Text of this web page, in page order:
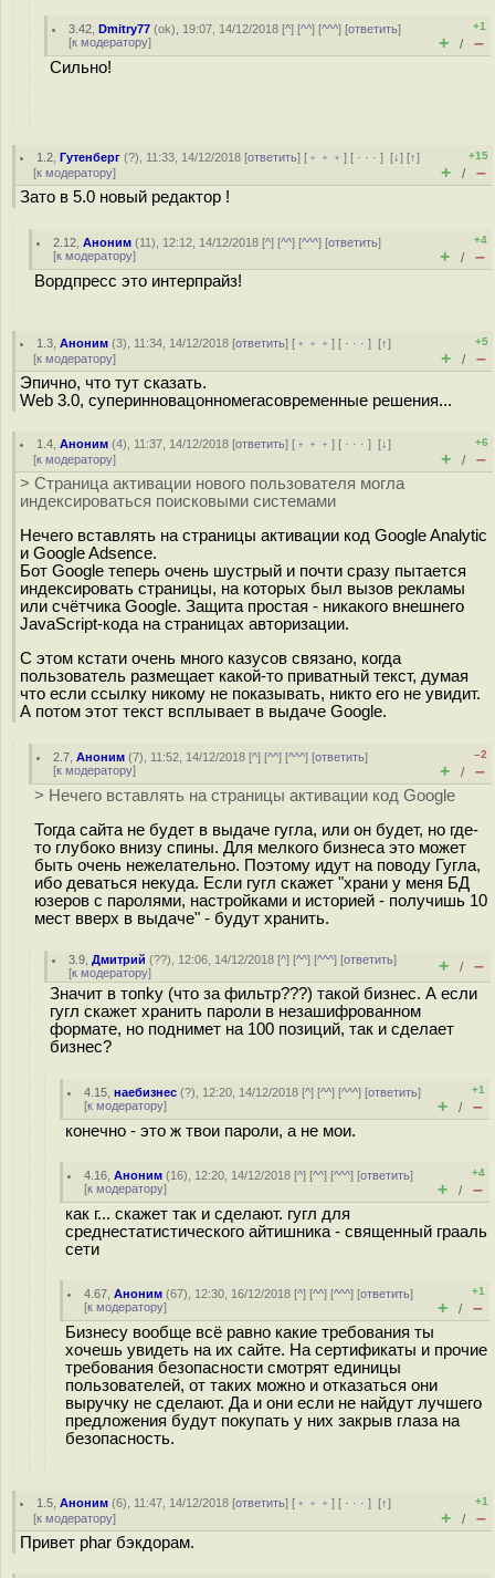
3.42 ,Dmitry77 (ok), 19:07, 14/12/2018 [^] [^^] [^^^] [ответить]
[к модератору]
+1
+ / –
Сильно!
1.2 ,Гутенберг (?), 11:33, 14/12/2018 [ответить] [ ﹢﹢﹢] [ · · ·][↓] [↑]
[к модератору]
+15
+ / –
Зато в 5.0 новый редактор !
2.12 ,Аноним (11), 12:12, 14/12/2018 [^] [^^] [^^^] [ответить]
[к модератору]
+4
+ / –
Вордпресс это интерпрайз!
1.3 ,Аноним (3), 11:34, 14/12/2018 [ответить] [ ﹢﹢﹢] [ · · ·][↑]
[к модератору]
+5
+ / –
Эпично, что тут сказать.
Web 3.0, суперинновацонномегасовременные решения...
1.4 ,Аноним (4), 11:37, 14/12/2018 [ответить] [ ﹢﹢﹢] [ · · ·][↓]
[к модератору]
+6
+ / –
> Страница активации нового пользователя могла
индексироваться поисковыми системами
Нечего вставлять на страницы активации код Google Analytic
и Google Adsence.
Бот Google теперь очень шустрый и почти сразу пытается
индексировать страницы, на которых был вызов рекламы
или счётчика Google. Защита простая - никакого внешнего
JavaScript-кода на страницах авторизации.
С этом кстати очень много казусов связано, когда
пользователь размещает какой-то приватный текст, думая
что если ссылку никому не показывать, никто его не увидит.
А потом этот текст всплывает в выдаче Google.
2.7 ,Аноним (7), 11:52, 14/12/2018 [^] [^^] [^^^] [ответить]
[к модератору]
–2
+ / –
> Нечего вставлять на страницы активации код Google
Тогда сайта не будет в выдаче гугла, или он будет, но где-
то глубоко внизу спины. Для мелкого бизнеса это может
быть очень нежелательно. Поэтому идут на поводу Гугла,
ибо деваться некуда. Если гугл скажет "храни у меня БД
юзеров с паролями, настройками и историей - получишь 10
мест вверх в выдаче" - будут хранить.
3.9 ,Дмитрий (??), 12:06, 14/12/2018 [^] [^^] [^^^] [ответить]
[к модератору] + / –
Значит в топkу (что за фильтр???) такой бизнес. А если
гугл скажет хранить пароли в незашифрованном
формате, но поднимет на 100 позиций, так и сделает
бизнес?
4.15 ,наебизнес (?), 12:20, 14/12/2018 [^] [^^] [^^^] [ответить]
[к модератору]
+1
+ / –
конечно - это ж твои пароли, а не мои.
4.16 ,Аноним (16), 12:20, 14/12/2018 [^] [^^] [^^^] [ответить]
[к модератору]
+4
+ / –
как г... скажет так и сделают. гугл для
среднестатистического айтишника - священный грааль
сети
4.67 ,Аноним (67), 12:30, 16/12/2018 [^] [^^] [^^^] [ответить]
[к модератору]
+1
+ / –
Бизнесу вообще всё равно какие требования ты
хочешь увидеть на их сайте. На сертификаты и прочие
требования безопасности смотрят единицы
пользователей, от таких можно и отказаться они
выручку не сделают. Да и они если не найдут лучшего
предложения будут покупать у них закрыв глаза на
безопасность.
1.5 ,Аноним (6), 11:47, 14/12/2018 [ответить] [ ﹢﹢﹢] [ · · ·][↑]
[к модератору]
+1
+ / –
Привет phar бэкдорам.